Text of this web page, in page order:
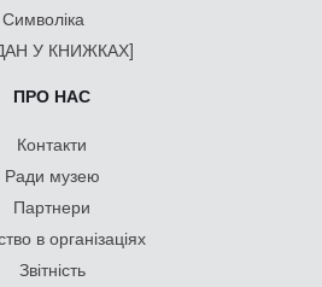
Символіка
У КНИЖКАХ]
ПРО НАС
Контакти
Ради музею
Партнери
в організаціях
Звітність